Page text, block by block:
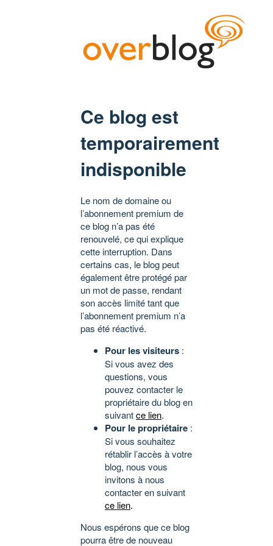
Ce blog est
temporairement
indisponible
Le nom de domaine ou
l’abonnement premium de
ce blog n’a pas été
renouvelé, ce qui explique
cette interruption. Dans
certains cas, le blog peut
également être protégé par
un mot de passe, rendant
son accès limité tant que
l’abonnement premium n’a
pas été réactivé.
Pour les visiteurs :
Si vous avez des
questions, vous
pouvez contacter le
propriétaire du blog en
suivantce lien.
Pour le propriétaire :
Si vous souhaitez
rétablir l’accès à votre
blog, nous vous
invitons à nous
contacter en suivant
ce lien.
Nous espérons que ce blog
pourra être de nouveau